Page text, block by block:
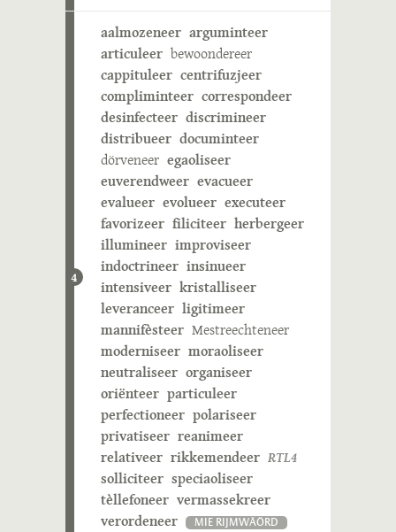
4
aalmozeneer arguminteer
articuleer bewoondereer
cappituleer centrifuzjeer
compliminteer correspondeer
desinfecteer discrimineer
distribueer documinteer
dörveneer egaoliseer
euverendweer evacueer
evalueer evolueer executeer
favorizeer filiciteer herbergeer
illumineer improviseer
indoctrineer insinueer
intensiveer kristalliseer
leveranceer ligitimeer
mannifèsteer Mestreechteneer
moderniseer moraoliseer
neutraliseer organiseer
oriënteer particuleer
perfectioneer polariseer
privatiseer reanimeer
relativeer rikkemendeer RTL4
solliciteer speciaoliseer
tèllefoneer vermassekreer
verordeneer
MIE RIJMWÄÖRD